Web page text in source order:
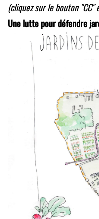
(cliquez sur le bouton
Une lutte pour défendre